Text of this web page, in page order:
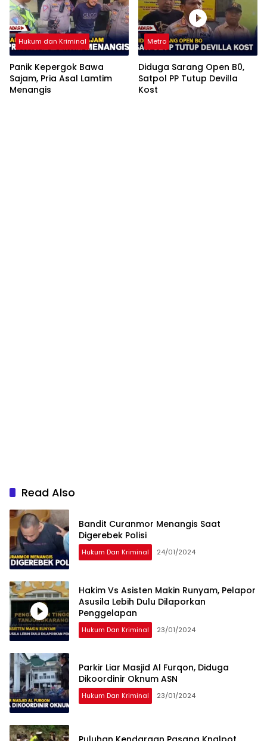
Hukum dan Kriminal
Panik Kepergok Bawa
Sajam, Pria Asal Lamtim
Menangis
Metro
Diduga Sarang Open B0,
Satpol PP Tutup Devilla
Kost
Read Also
Bandit Curanmor Menangis Saat
Digerebek Polisi
Hukum Dan Kriminal 24/01/2024
Hakim Vs Asisten Makin Runyam, Pelapor
Asusila Lebih Dulu Dilaporkan
Penggelapan
Hukum Dan Kriminal 23/01/2024
Parkir Liar Masjid Al Furqon, Diduga
Dikoordinir Oknum ASN
Hukum Dan Kriminal 23/01/2024